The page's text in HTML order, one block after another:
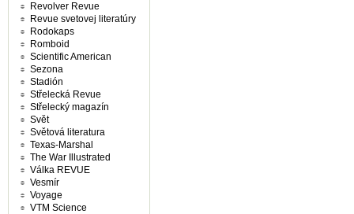
Revolver Revue
Revue svetovej literatúry
Rodokaps
Romboid
Scientific American
Sezona
Stadión
Střelecká Revue
Střelecký magazín
Svět
Světová literatura
Texas-Marshal
The War Illustrated
Válka REVUE
Vesmír
Voyage
VTM Science